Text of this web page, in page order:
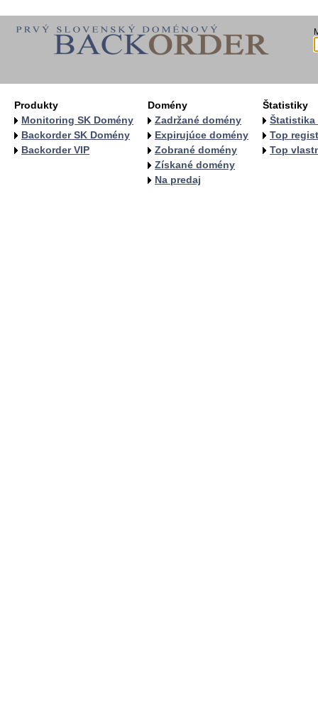
Produkty
Monitoring SK Domény
Backorder SK Domény
Backorder VIP
Domény
Zadržané domény
Expirujúce domény
Zobrané domény
Získané domény
Na predaj
Štatistiky
Štatistika
Top
Top